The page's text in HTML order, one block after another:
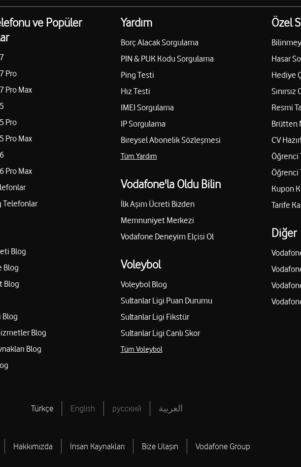
1 ETAP D BLOK NO:2
Yol tarifi al
ÜÇOKLAR MAH.177 NOLU CAD.NO:82/A Şahinbey/
Gaziantep
OSMANLI İLETİŞİM-MEHMET VOLKAN
KONAK MAH. 12 SOK. NO:40 Şahinbey/Gaziantep
05063777500
05373368484
Atik İletişim - Vedat Atik
Şahintepe Mah. 133394. Cad. Lapis AVM No:48/1M Şahinbey/
destekli mağaza
Ebrar Bilişim - Celal Deniz
Ocaklar Mah. Hasip Dürri Cad. No:238/A Şahinbey/Gaziantep
Akkent Mah. 400. Cad. Yağmur Sitesi No:47/B Şahinbey/
ve Popüler
Pro
Pro Max
Pro
Pro Max
Pro Max
Telefonlar
Blog
Blog
Blog
Blog
Blog
Blog
Yardım
Borç Alacak Sorgulama
PIN & PUK Kodu Sorgulama
Ping Testi
Hız Testi
IMEI Sorgulama
IP Sorgulama
Bireysel Abonelik Sözleşmesi
Tüm Yardım
Vodafone'la Oldu Bilin
İlk Aşım Ücreti Bizden
Memnuniyet Merkezi
Vodafone Deneyim Elçisi Ol
Voleybol
Voleybol Blog
Sultanlar Ligi Puan Durumu
Sultanlar Ligi Fikstür
Sultanlar Ligi Canlı Skor
Tüm Voleybol
Özel
Hasar
Hediye
Resmi
Brütten
CV
Öğrenci
Öğrenci
Kupon
Tarife
Diğer
Türkçe English русский العربية
Hakkımızda İnsan Kaynakları Bize Ulaşın Vodafone Group